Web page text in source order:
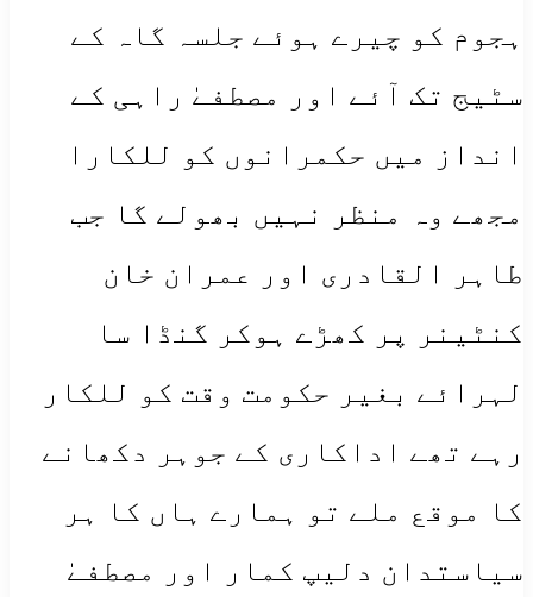
ہجوم کو چیرے ہوئے جلسہ گاہ کے
سٹیج تک آئے اور مصطفےٰ راہی کے
انداز میں حکمرانوں کو للکارا
مجھے وہ منظر نہیں بھولے گا جب
طاہر القادری اور عمران خان
کنٹینر پر کھڑے ہوکر گنڈا سا
لہرائے بغیر حکومت وقت کو للکار
رہے تھے اداکاری کے جوہر دکھانے
کا موقع ملے تو ہمارے ہاں کا ہر
سیاستدان دلیپ کمار اور مصطفےٰ